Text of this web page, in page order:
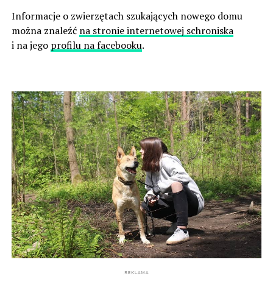
Informacje o zwierzętach szukających nowego domu
można znaleźć na stronie internetowej schroniska
i na jego profilu na facebooku.